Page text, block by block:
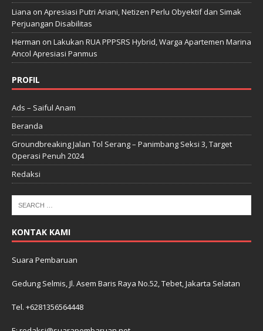
Liana on Apresiasi Putri Ariani, Netizen Perlu Obyektif dan Simak
Perjuangan Disabilitas
Herman on Lakukan RUA PPPSRS Hybrid, Warga Apartemen Marina
Ancol Apresiasi Panmus
PROFIL
Ads – Saiful Anam
Beranda
Groundbreaking Jalan Tol Serang – Panimbang Seksi 3, Target
Operasi Penuh 2024
Redaksi
KONTAK KAMI
Suara Pembaruan
Gedung Selmis, Jl. Asem Baris Raya No.52, Tebet, Jakarta Selatan
Tel. +6281356564448